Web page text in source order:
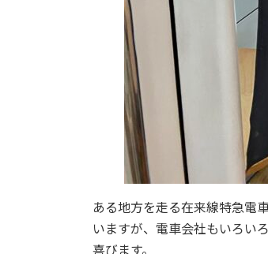
ある地方を走る在来線特急電
いますが、電車会社もいろい
喜びます。